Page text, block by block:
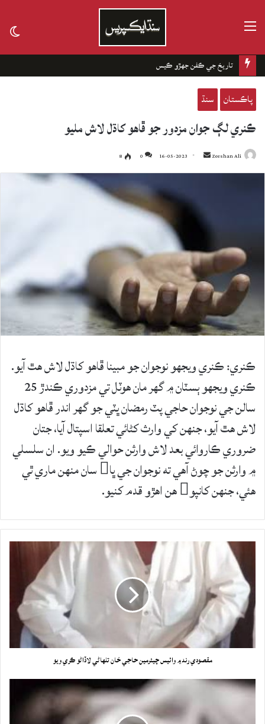
تاريخ جي ڪفن جھڙو ڪيس
پاڪستان سنڌ
ڪنري لڳ جوان مزدور جو ڦاهو کاڌل لاش مليو
Zeeshan Ali
Send
an
16-05-2023
0
8
ڪنري: ڪنري ويجهو نوجوان جو مبينا ڦاھو کاڌل لاش ھٿ آيو.
ڪنري ويجهو ٻسٽان ۾ گھر مان ھوٽل تي مزدوري ڪندڙ 25
سالن جي نوجوان حاجي پٽ رمضان ڀٽي جو گھر اندر ڦاھو کاڌل
لاش ھٿ آيو، جنهن کي وارث کڻائي تعلقا اسپتال آيا، جتان
ضروري ڪاروائي بعد لاش وارثن حوالي ڪيو ويو. ان سلسلي
۾ وارثن جو چوڻ آهي ته نوجوان جي ڀا سان منهن ماري ٿي
هئي، جنهن کانپو ھن اھڙو قدم کنيو.
مقصودي رند ۾ وائيس چيئرمين حاجي خان تلهاڻي لاڏاڻو ڪري ويو